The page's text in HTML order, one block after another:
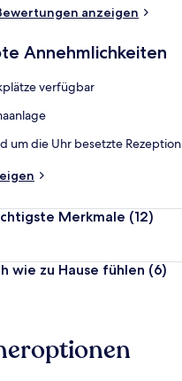
anzeigen
Annehmlichkeiten
verfügbar
um die Uhr besetzte Rezeption
Merkmale (12)
wie zu Hause fühlen (6)